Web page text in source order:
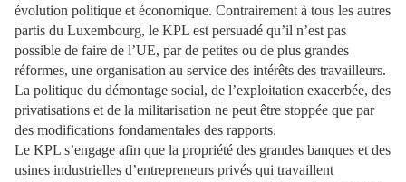
évolution politique et économique. Contrairement à tous les autres
partis du Luxembourg, le KPL est persuadé qu’il n’est pas
possible de faire de l’UE, par de petites ou de plus grandes
réformes, une organisation au service des intérêts des travailleurs.
La politique du démontage social, de l’exploitation exacerbée, des
privatisations et de la militarisation ne peut être stoppée que par
des modifications fondamentales des rapports.
Le KPL s’engage afin que la propriété des grandes banques et des
usines industrielles d’entrepreneurs privés qui travaillent